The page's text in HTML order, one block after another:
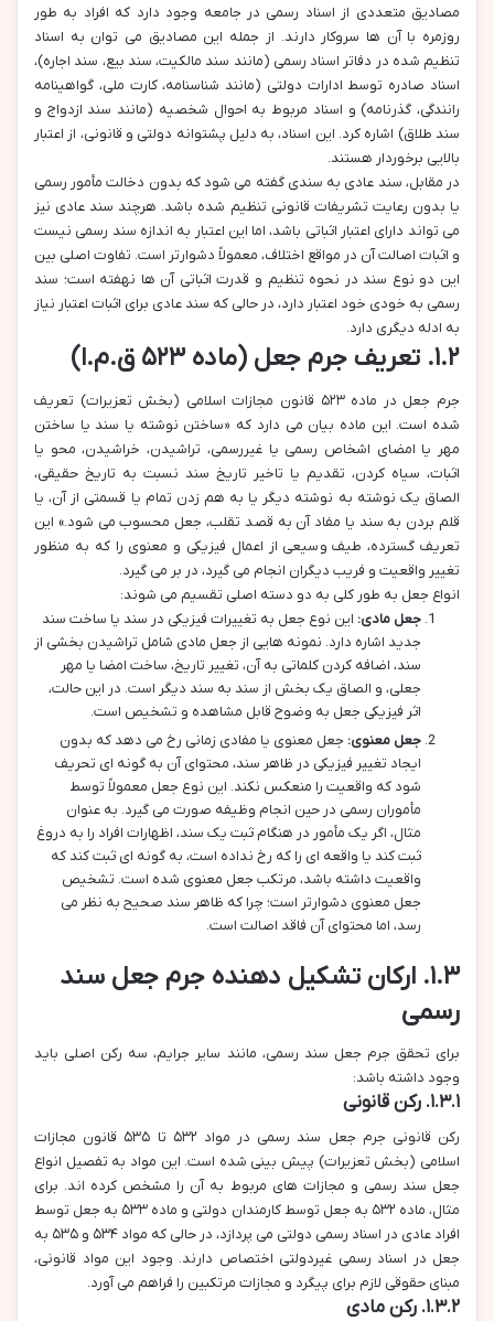
مصادیق متعددی از اسناد رسمی در جامعه وجود دارد که افراد به طور
روزمره با آن ها سروکار دارند. از جمله این مصادیق می توان به اسناد
تنظیم شده در دفاتر اسناد رسمی (مانند سند مالکیت، سند بیع، سند اجاره)،
اسناد صادره توسط ادارات دولتی (مانند شناسنامه، کارت ملی، گواهینامه
رانندگی، گذرنامه) و اسناد مربوط به احوال شخصیه (مانند سند ازدواج و
سند طلاق) اشاره کرد. این اسناد، به دلیل پشتوانه دولتی و قانونی، از اعتبار
بالایی برخوردار هستند.
در مقابل، سند عادی به سندی گفته می شود که بدون دخالت مأمور رسمی
یا بدون رعایت تشریفات قانونی تنظیم شده باشد. هرچند سند عادی نیز
می تواند دارای اعتبار اثباتی باشد، اما این اعتبار به اندازه سند رسمی نیست
و اثبات اصالت آن در مواقع اختلاف، معمولاً دشوارتر است. تفاوت اصلی بین
این دو نوع سند در نحوه تنظیم و قدرت اثباتی آن ها نهفته است؛ سند
رسمی به خودی خود اعتبار دارد، در حالی که سند عادی برای اثبات اعتبار نیاز
به ادله دیگری دارد.
۱.۲. تعریف جرم جعل (ماده ۵۲۳ ق.م.ا)
جرم جعل در ماده ۵۲۳ قانون مجازات اسلامی (بخش تعزیرات) تعریف
شده است. این ماده بیان می دارد که «ساختن نوشته یا سند یا ساختن
مهر یا امضای اشخاص رسمی یا غیررسمی، تراشیدن، خراشیدن، محو یا
اثبات، سیاه کردن، تقدیم یا تاخیر تاریخ سند نسبت به تاریخ حقیقی،
الصاق یک نوشته به نوشته دیگر یا به هم زدن تمام یا قسمتی از آن، یا
قلم بردن به سند یا مفاد آن به قصد تقلب، جعل محسوب می شود.» این
تعریف گسترده، طیف وسیعی از اعمال فیزیکی و معنوی را که به منظور
تغییر واقعیت و فریب دیگران انجام می گیرد، در بر می گیرد.
انواع جعل به طور کلی به دو دسته اصلی تقسیم می شوند:
جعل مادی: این نوع جعل به تغییرات فیزیکی در سند یا ساخت سند
جدید اشاره دارد. نمونه هایی از جعل مادی شامل تراشیدن بخشی از
سند، اضافه کردن کلماتی به آن، تغییر تاریخ، ساخت امضا یا مهر
جعلی، و الصاق یک بخش از سند به سند دیگر است. در این حالت،
اثر فیزیکی جعل به وضوح قابل مشاهده و تشخیص است.
جعل معنوی: جعل معنوی یا مفادی زمانی رخ می دهد که بدون
ایجاد تغییر فیزیکی در ظاهر سند، محتوای آن به گونه ای تحریف
شود که واقعیت را منعکس نکند. این نوع جعل معمولاً توسط
مأموران رسمی در حین انجام وظیفه صورت می گیرد. به عنوان
مثال، اگر یک مأمور در هنگام ثبت یک سند، اظهارات افراد را به دروغ
ثبت کند یا واقعه ای را که رخ نداده است، به گونه ای ثبت کند که
واقعیت داشته باشد، مرتکب جعل معنوی شده است. تشخیص
جعل معنوی دشوارتر است؛ چرا که ظاهر سند صحیح به نظر می
رسد، اما محتوای آن فاقد اصالت است.
۱.۳. ارکان تشکیل دهنده جرم جعل سند
رسمی
برای تحقق جرم جعل سند رسمی، مانند سایر جرایم، سه رکن اصلی باید
وجود داشته باشد:
۱.۳.۱. رکن قانونی
رکن قانونی جرم جعل سند رسمی در مواد ۵۳۲ تا ۵۳۵ قانون مجازات
اسلامی (بخش تعزیرات) پیش بینی شده است. این مواد به تفصیل انواع
جعل سند رسمی و مجازات های مربوط به آن را مشخص کرده اند. برای
مثال، ماده ۵۳۲ به جعل توسط کارمندان دولتی و ماده ۵۳۳ به جعل توسط
افراد عادی در اسناد رسمی دولتی می پردازد، در حالی که مواد ۵۳۴ و ۵۳۵ به
جعل در اسناد رسمی غیردولتی اختصاص دارند. وجود این مواد قانونی،
مبنای حقوقی لازم برای پیگرد و مجازات مرتکبین را فراهم می آورد.
۱.۳.۲. رکن مادی